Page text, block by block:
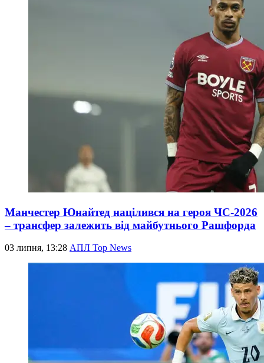
Манчестер Юнайтед націлився на героя ЧС-2026
– трансфер залежить від майбутнього Рашфорда
03 липня, 13:28 АПЛ Top News